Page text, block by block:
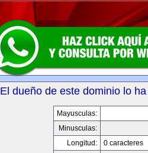
El dueño de este dominio lo
Mayusculas:
Minusculas:
Longitud:
0 caracteres